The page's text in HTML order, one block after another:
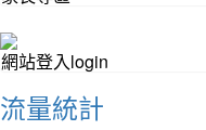
網站登入login
流量統計